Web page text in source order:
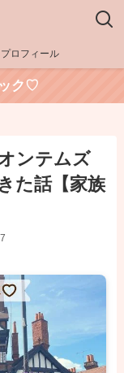
プロフィール
ク♡
ンテムズ
た話【家族